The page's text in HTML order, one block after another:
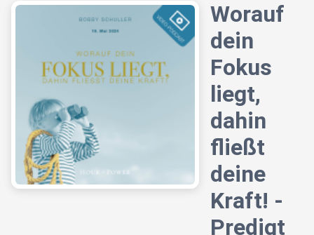
Worauf
dein
Fokus
liegt,
dahin
fließt
deine
Kraft! -
Predigt